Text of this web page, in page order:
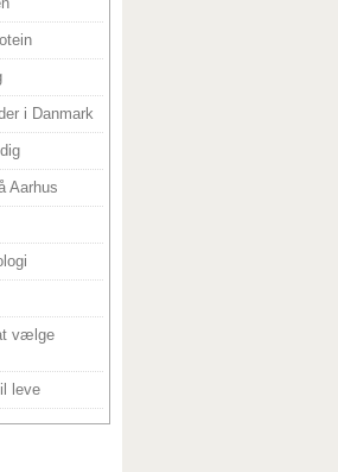
i Danmark
Aarhus
vælge
leve